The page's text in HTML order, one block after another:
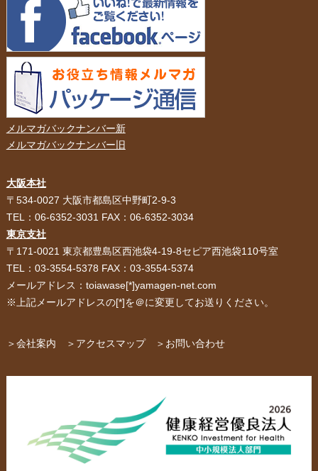
サービス紹介 お客様の声
スタッフ紹介 採用情報
紙袋・手提げ袋
パッケージ
ペーパーレザーバッグ 米袋
メルマガバックナンバー新
メルマガバックナンバー旧
大阪本社
〒534-0027 大阪市都島区中野町2-9-3
TEL：06-6352-3031 FAX：06-6352-3034
東京支社
〒171-0021 東京都豊島区西池袋4-19-8セピア西池袋110号室
TEL：03-3554-5378 FAX：03-3554-5374
メールアドレス：toiawase[*]yamagen-net.com
※上記メールアドレスの[*]を＠に変更してお送りください。
＞会社案内 ＞アクセスマップ ＞お問い合わせ